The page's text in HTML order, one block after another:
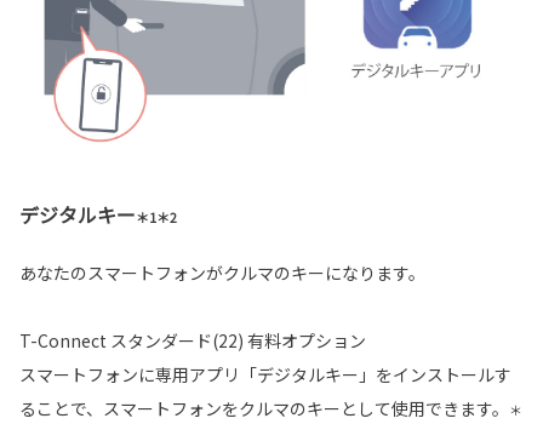
デジタルキー＊1＊2
あなたのスマートフォンがクルマのキーになります。
T-Connect スタンダード(22) 有料オプション
スマートフォンに専用アプリ「デジタルキー」をインストールす
ることで、スマートフォンをクルマのキーとして使用できます。
＊